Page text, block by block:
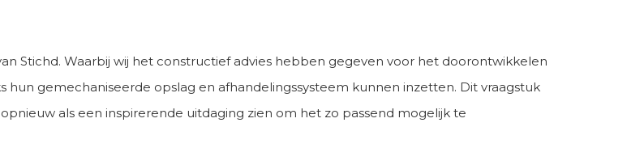
Stichd. Waarbij wij het constructief advies hebben gegeven voor het doorontwikkelen
hun gemechaniseerde opslag en afhandelingssysteem kunnen inzetten. Dit vraagstuk
als een inspirerende uitdaging zien om het zo passend mogelijk te